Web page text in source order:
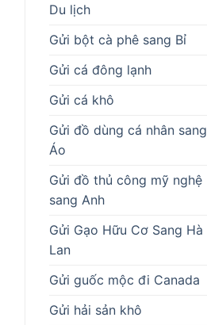
Du lịch
Gửi bột cà phê sang Bỉ
Gửi cá đông lạnh
Gửi cá khô
Gửi đồ dùng cá nhân sang
Áo
Gửi đồ thủ công mỹ nghệ
sang Anh
Gửi Gạo Hữu Cơ Sang Hà
Lan
Gửi guốc mộc đi Canada
Gửi hải sản khô